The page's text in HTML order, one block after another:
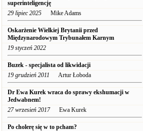
superinteligencję
29 lipiec 2025 Mike Adams
Oskarżenie Wielkiej Brytanii przed
Międzynarodowym Trybunałem Karnym
19 styczeń 2022
Buzek - specjalista od likwidacji
19 grudzień 2011 Artur Łoboda
Dr Ewa Kurek wraca do sprawy ekshumacji w
Jedwabnem!
27 wrzesień 2017Ewa Kurek
Po cholerę się w to pcham?